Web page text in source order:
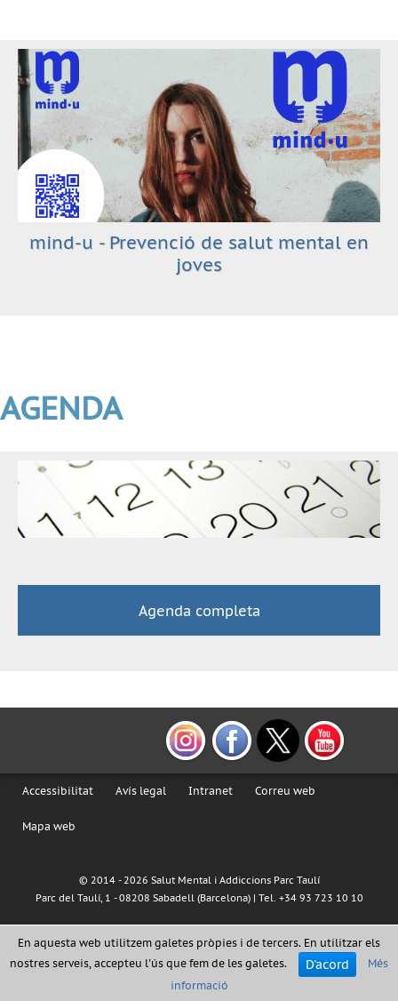
mind-u - Prevenció de salut mental en
joves
AGENDA
Agenda completa
Accessibilitat Avís legal Intranet Correu web
Mapa web
© 2014 -2026 Salut Mental i Addiccions Parc Taulí
Parc del Taulí, 1 - 08208 Sabadell (Barcelona) | Tel. +34 93 723 10 10
En aquesta web utilitzem galetes pròpies i de tercers. En utilitzar els
nostres serveis, accepteu l'ús que fem de les galetes.
D'acord
Més
informació